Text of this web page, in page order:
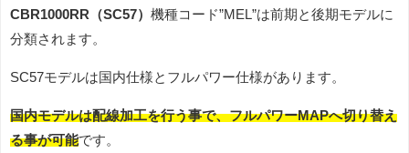
CBR1000RR（SC57） 機種コード”MEL”は前期と後期モデルに
分類されます。
SC57モデルは国内仕様とフルパワー仕様があります。
国内モデルは配線加工を行う事で、フルパワーMAPへ切り替え
る事が可能です。